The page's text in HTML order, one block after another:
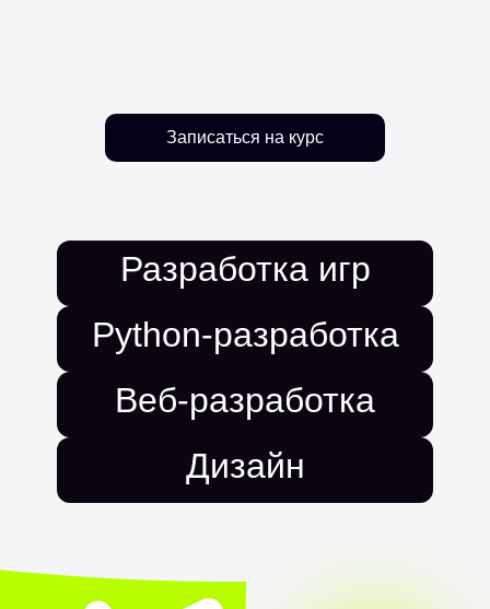
Записаться на курс
Разработка игр
Python-разработка
Веб-разработка
Разработка игр
Python-разработка
Веб-разработка
Дизайн